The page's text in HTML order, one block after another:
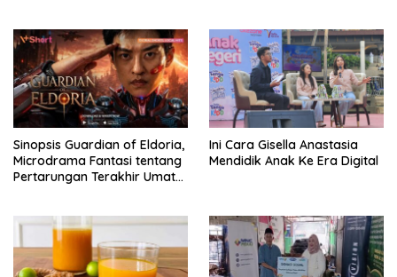
Dua
Sinopsis Guardian of Eldoria,
Microdrama Fantasi tentang
Pertarungan Terakhir Umat
Ini Cara Gisella Anastasia
Mendidik Anak Ke Era Digital